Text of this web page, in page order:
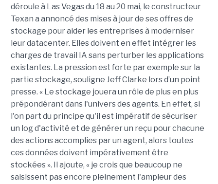
déroule à Las Vegas du 18 au 20 mai, le constructeur
Texan a annoncé des mises à jour de ses offres de
stockage pour aider les entreprises à moderniser
leur datacenter. Elles doivent en effet intégrer les
charges de travail IA sans perturber les applications
existantes. La pression est forte par exemple sur la
partie stockage, souligne Jeff Clarke lors d’un point
presse. « Le stockage jouera un rôle de plus en plus
prépondérant dans l'univers des agents. En effet, si
l'on part du principe qu'il est impératif de sécuriser
un log d'activité et de générer un reçu pour chacune
des actions accomplies par un agent, alors toutes
ces données doivent impérativement être
stockées ». Il ajoute, « je crois que beaucoup ne
saisissent pas encore pleinement l'ampleur des